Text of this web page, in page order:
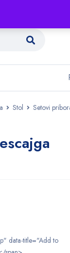
Stol Setovi
data-title="Add to